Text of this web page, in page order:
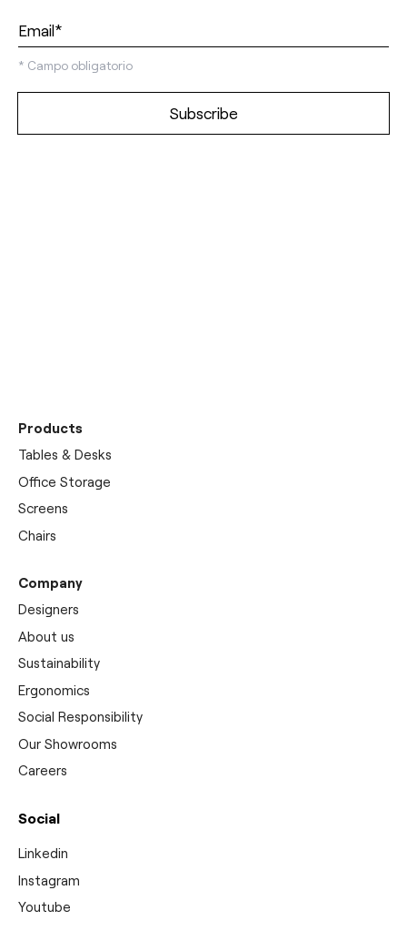
* Campo obligatorio
Products
Tables & Desks
Office Storage
Screens
Chairs
Company
Designers
About us
Sustainability
Ergonomics
Social Responsibility
Our Showrooms
Careers
Social
Linkedin
Instagram
Youtube